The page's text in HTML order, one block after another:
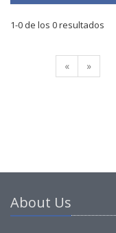
1-0 de los 0 resultados
« »
About Us